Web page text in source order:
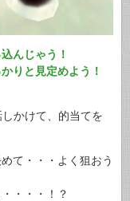
んじゃう！
りと見定めよう！
しかけて、的当てを
て・・・よく狙おう
・・・！？